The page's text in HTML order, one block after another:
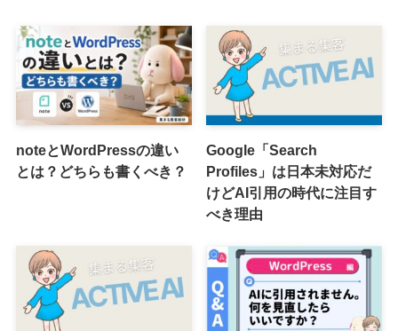
noteとWordPressの違い
とは？どちらも書くべき？
Google「Search
Profiles」は日本未対応だ
けどAI引用の時代に注目す
べき理由